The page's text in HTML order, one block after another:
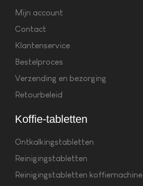
Mijn account
Contact
Klantenservice
Bestelproces
Verzending en bezorging
Retourbeleid
Koffie-tabletten
Ontkalkingstabletten
Reinigingstabletten
Reinigingstabletten koffiemachine